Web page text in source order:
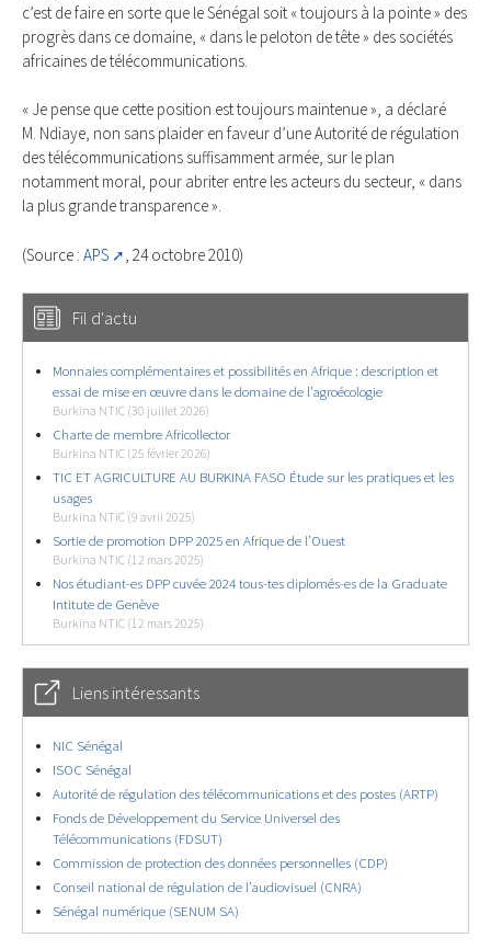
c’est de faire en sorte que le Sénégal soit « toujours à la pointe » des
progrès dans ce domaine, « dans le peloton de tête » des sociétés
africaines de télécommunications.
« Je pense que cette position est toujours maintenue », a déclaré
M. Ndiaye, non sans plaider en faveur d’une Autorité de régulation
des télécommunications suffisamment armée, sur le plan
notamment moral, pour abriter entre les acteurs du secteur, « dans
la plus grande transparence ».
(Source : APS , 24 octobre 2010)
Fil d'actu
Monnaies complémentaires et possibilités en Afrique : description et
essai de mise en œuvre dans le domaine de l’agroécologie
Burkina NTIC (30 juillet 2026)
Charte de membre Africollector
Burkina NTIC (25 février 2026)
TIC ET AGRICULTURE AU BURKINA FASO Étude sur les pratiques et les
usages
Burkina NTIC (9 avril 2025)
Sortie de promotion DPP 2025 en Afrique de l’Ouest
Burkina NTIC (12 mars 2025)
Nos étudiant-es DPP cuvée 2024 tous-tes diplomés-es de la Graduate
Intitute de Genève
Burkina NTIC (12 mars 2025)
Liens intéressants
NIC Sénégal
ISOC Sénégal
Autorité de régulation des télécommunications et des postes (ARTP)
Fonds de Développement du Service Universel des
Télécommunications (FDSUT)
Commission de protection des données personnelles (CDP)
Conseil national de régulation de l’audiovisuel (CNRA)
Sénégal numérique (SENUM SA)